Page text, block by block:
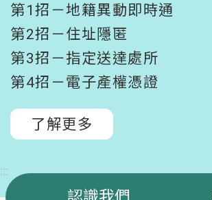
第1招－地籍異動即時通
第2招－住址隱匿
第3招－指定送達處所
第4招－電子產權憑證
了解更多
:::